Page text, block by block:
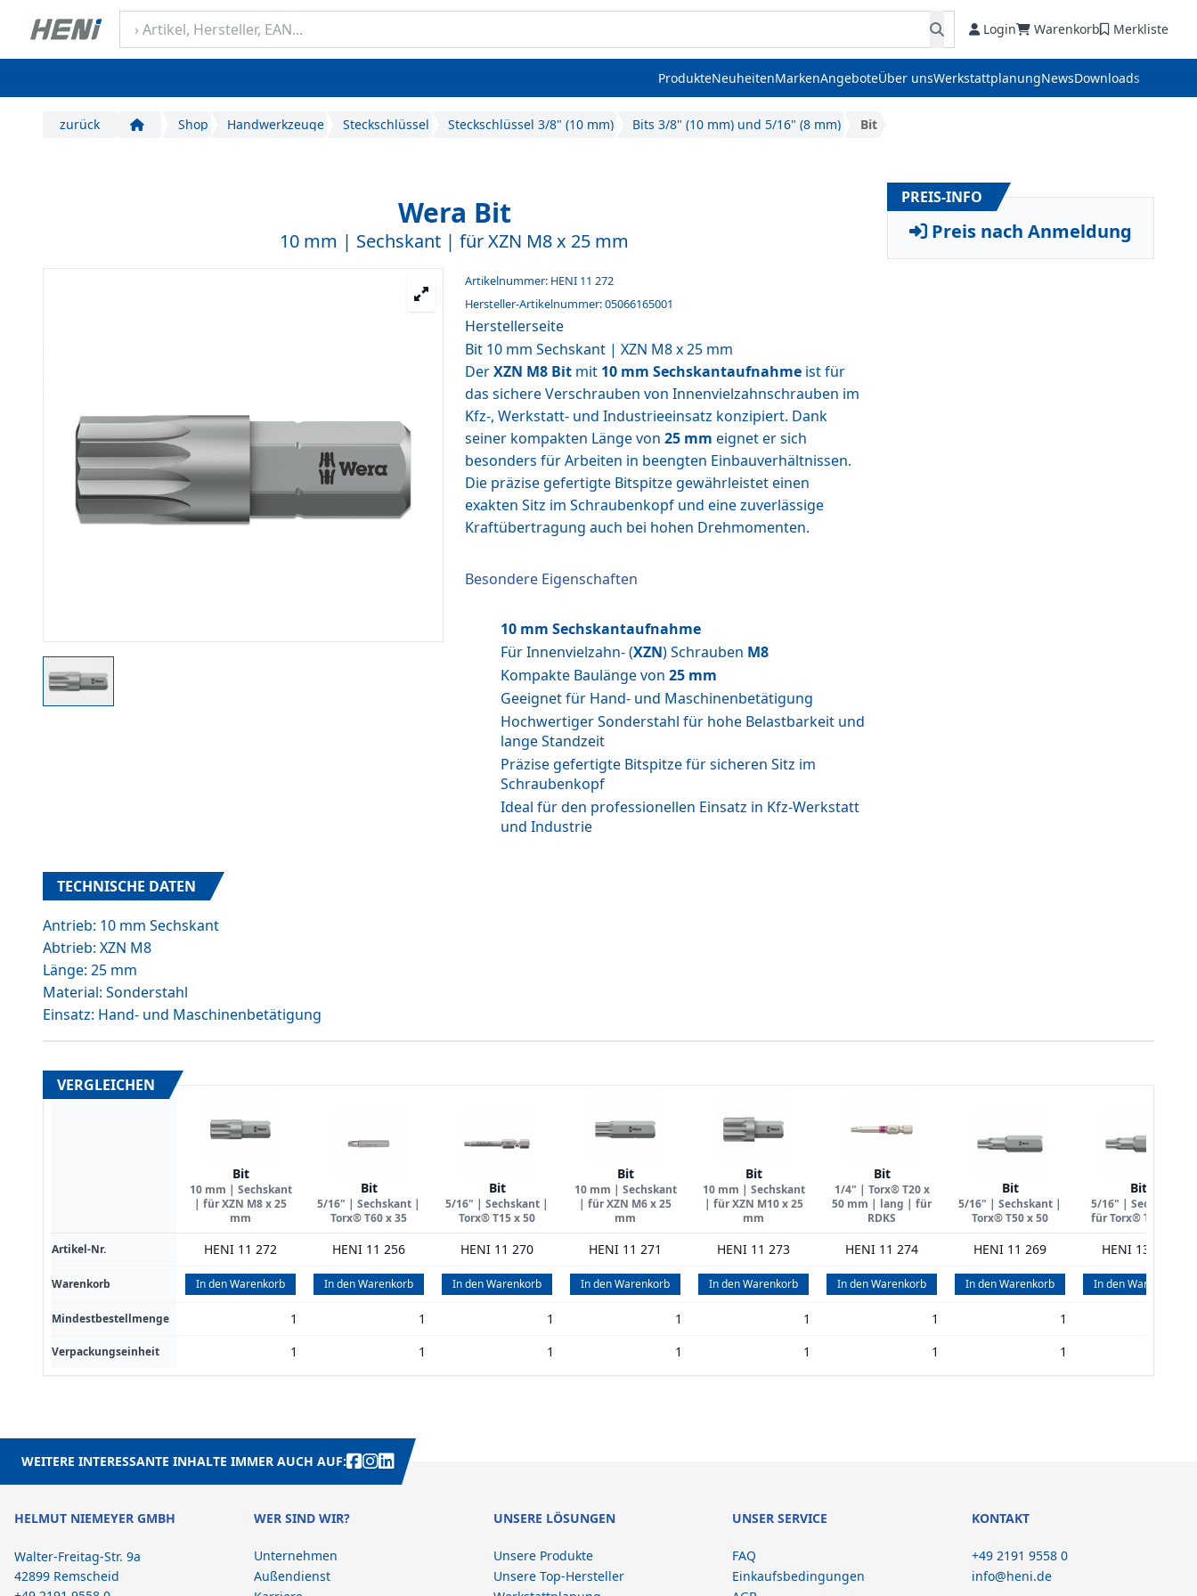
Login Warenkorb Merkliste
ProdukteNeuheitenMarkenAngeboteÜber unsWerkstattplanungNewsDownloads
zurück Start Shop Handwerkzeuge Steckschlüssel Steckschlüssel 3/8" (10 mm) Bits 3/8" (10 mm) und 5/16" (8 mm) Bit
Wera Bit
10 mm | Sechskant | für XZN M8 x 25 mm
Artikelnummer: HENI 11 272
Hersteller-Artikelnummer: 05066165001
Herstellerseite
Bit 10 mm Sechskant | XZN M8 x 25 mm
DerXZN M8 Bit mit 10 mm Sechskantaufnahme ist für
das sichere Verschrauben von Innenvielzahnschrauben im
Kfz-, Werkstatt- und Industrieeinsatz konzipiert. Dank
seiner kompakten Länge von 25 mm eignet er sich
besonders für Arbeiten in beengten Einbauverhältnissen.
Die präzise gefertigte Bitspitze gewährleistet einen
exakten Sitz im Schraubenkopf und eine zuverlässige
Kraftübertragung auch bei hohen Drehmomenten.
Besondere Eigenschaften
10 mm Sechskantaufnahme
Für Innenvielzahn- (XZN) Schrauben M8
Kompakte Baulänge von 25 mm
Geeignet für Hand- und Maschinenbetätigung
Hochwertiger Sonderstahl für hohe Belastbarkeit und
lange Standzeit
Präzise gefertigte Bitspitze für sicheren Sitz im
Schraubenkopf
Ideal für den professionellen Einsatz in Kfz-Werkstatt
und Industrie
PREIS-INFO
Preis nach Anmeldung
TECHNISCHE DATEN
Antrieb: 10 mm Sechskant
Abtrieb: XZN M8
Länge: 25 mm
Material: Sonderstahl
Einsatz: Hand- und Maschinenbetätigung
VERGLEICHEN
Bit
10 mm | Sechskant
| für XZN M8 x 25
mm
Bit
5/16" | Sechskant |
Torx® T60 x 35
Bit
5/16" | Sechskant |
Torx® T15 x 50
Bit
10 mm | Sechskant
| für XZN M6 x 25
mm
Bit
10 mm | Sechskant
| für XZN M10 x 25
mm
Bit
1/4" | Torx® T20 x
50 mm | lang | für
RDKS
Bit
5/16" | Sechskant |
Torx® T50 x 50
Bit
5/16" | Sechskant
für Torx® T40 x 35
Artikel-Nr. HENI 11 272 HENI 11 256 HENI 11 270 HENI 11 271 HENI 11 273 HENI 11 274 HENI 11 269 HENI 13 541
Warenkorb In den Warenkorb In den Warenkorb In den Warenkorb In den Warenkorb In den Warenkorb In den Warenkorb In den Warenkorb In den Warenkorb
Mindestbestellmenge 1 1 1 1 1 1 1
Verpackungseinheit 1 1 1 1 1 1 1
WEITERE INTERESSANTE INHALTE IMMER AUCH AUF:
HELMUT NIEMEYER GMBH
Walter-Freitag-Str. 9a
42899 Remscheid
WER SIND WIR?
Unternehmen
Außendienst
UNSERE LÖSUNGEN
Unsere Produkte
Unsere Top-Hersteller
UNSER SERVICE
FAQ
Einkaufsbedingungen
KONTAKT
+49 2191 9558 0
info@heni.de